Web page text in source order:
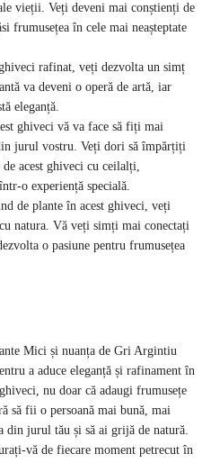
vieții. Veți deveni mai conștienți de
frumusețea în cele mai neașteptate
rafinat, veți dezvolta un simț
va deveni o operă de artă, iar
eleganță.
ghiveci vă va face să fiți mai
jurul vostru. Veți dori să împărțiți
acest ghiveci cu ceilalți,
o experiență specială.
de plante în acest ghiveci, veți
natura. Vă veți simți mai conectați
o pasiune pentru frumusețea
Mici și nuanța de Gri Argintiu
a aduce eleganță și rafinament în
nu doar că adaugi frumusețe
să fii o persoană mai bună, mai
din jurul tău și să ai grijă de natură.
vă de fiecare moment petrecut în